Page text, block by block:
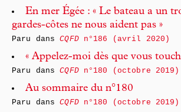
En mer Égée : « Le bateau a un
gardes-côtes ne nous aident pas »
Paru dansCQFDn°186 (avril 2020)
« Appelez-moi dès que vous
Paru dansCQFDn°180 (octobre 2019)
Au sommaire du n°180
Paru dansCQFDn°180 (octobre 2019)